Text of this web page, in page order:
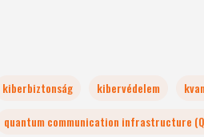
kiberbiztonság kibervédelem
quantum communication infrastructure